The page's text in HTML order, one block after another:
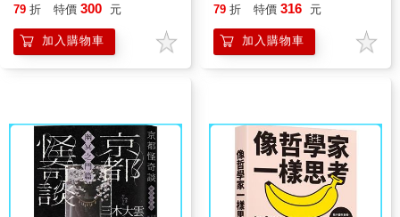
79 折 特價 300 元
加入購物車
79 折 特價 316 元
加入購物車